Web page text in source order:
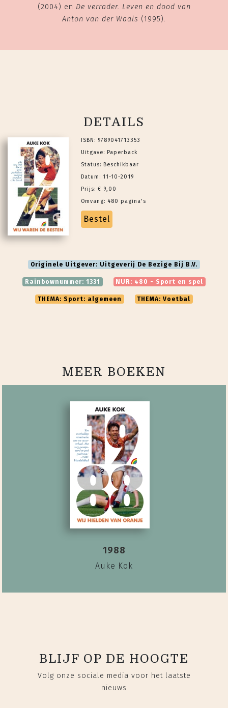
(2004) en De verrader. Leven en dood van
Anton van der Waals (1995).
DETAILS
ISBN: 9789041713353
Uitgave: Paperback
Status: Beschikbaar
Datum: 11-10-2019
Prijs: € 9,00
Omvang: 480 pagina's
Bestel
Originele Uitgever: Uitgeverij De Bezige Bij B.V.
Rainbownummer: 1331 NUR: 480 - Sport en spel
THEMA: Sport: algemeen THEMA: Voetbal
MEER BOEKEN
1988
Auke Kok
BLIJF OP DE HOOGTE
Volg onze sociale media voor het laatste
nieuws